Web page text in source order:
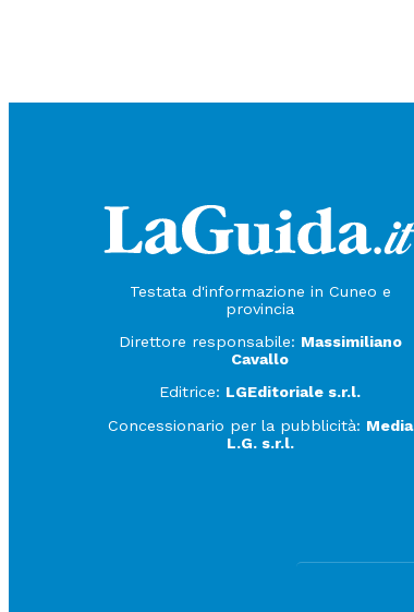
Testata d'informazione in Cuneo e
provincia
Direttore responsabile: Massimiliano
Cavallo
Editrice: LGEditoriale s.r.l.
Concessionario per la pubblicità: Media
L.G. s.r.l.